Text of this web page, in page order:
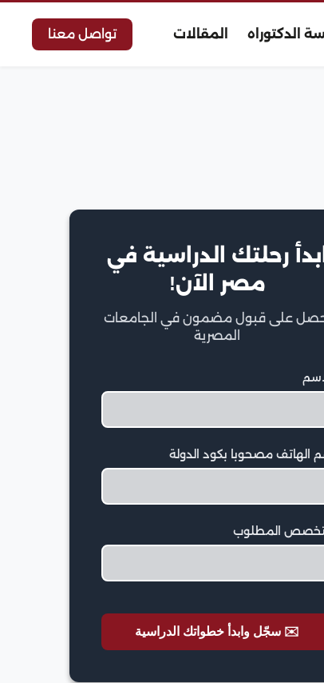
الدكتوراه المقالات تواصل معنا
ابدأ رحلتك الدراسية في
مصر الآن!
على قبول مضمون في الجامعات
المصرية
الهاتف مصحوبا بكود الدولة
المطلوب
✉️ سجّل وابدأ خطواتك الدراسية